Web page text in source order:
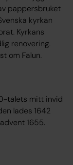
pappersbruket
kyrkan
Kyrkans
renovering.
om Falun.
talets mitt invid
lades 1642
1655.